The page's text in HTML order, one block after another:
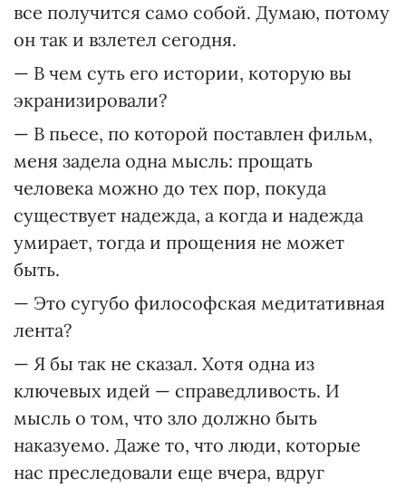
все получится само собой. Думаю, потому
он так и взлетел сегодня.
— В чем суть его истории, которую вы
экранизировали?
— В пьесе, по которой поставлен фильм,
меня задела одна мысль: прощать
человека можно до тех пор, покуда
существует надежда, а когда и надежда
умирает, тогда и прощения не может
быть.
— Это сугубо философская медитативная
лента?
— Я бы так не сказал. Хотя одна из
ключевых идей — справедливость. И
мысль о том, что зло должно быть
наказуемо. Даже то, что люди, которые
нас преследовали еще вчера, вдруг